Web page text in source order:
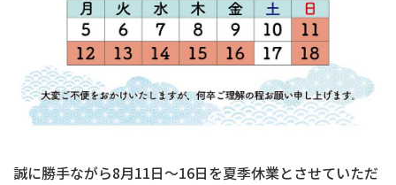
誠に勝手ながら8月11日～16日を夏季休業とさせていただ